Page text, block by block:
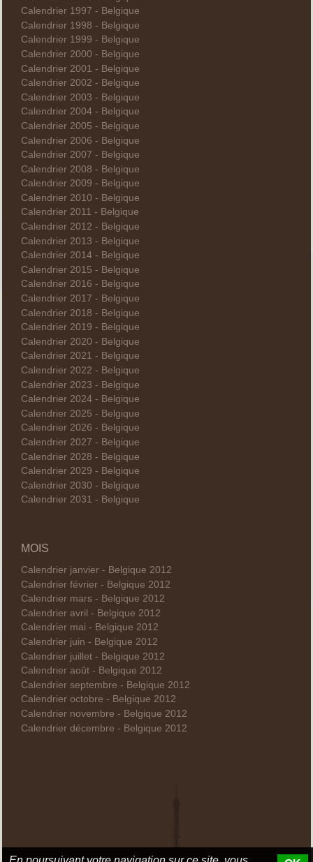
Calendrier 1997 - Belgique
Calendrier 1998 - Belgique
Calendrier 1999 - Belgique
Calendrier 2000 - Belgique
Calendrier 2001 - Belgique
Calendrier 2002 - Belgique
Calendrier 2003 - Belgique
Calendrier 2004 - Belgique
Calendrier 2005 - Belgique
Calendrier 2006 - Belgique
Calendrier 2007 - Belgique
Calendrier 2008 - Belgique
Calendrier 2009 - Belgique
Calendrier 2010 - Belgique
Calendrier 2011 - Belgique
Calendrier 2012 - Belgique
Calendrier 2013 - Belgique
Calendrier 2014 - Belgique
Calendrier 2015 - Belgique
Calendrier 2016 - Belgique
Calendrier 2017 - Belgique
Calendrier 2018 - Belgique
Calendrier 2019 - Belgique
Calendrier 2020 - Belgique
Calendrier 2021 - Belgique
Calendrier 2022 - Belgique
Calendrier 2023 - Belgique
Calendrier 2024 - Belgique
Calendrier 2025 - Belgique
Calendrier 2026 - Belgique
Calendrier 2027 - Belgique
Calendrier 2028 - Belgique
Calendrier 2029 - Belgique
Calendrier 2030 - Belgique
Calendrier 2031 - Belgique
MOIS
Calendrier janvier - Belgique 2012
Calendrier février - Belgique 2012
Calendrier mars - Belgique 2012
Calendrier avril - Belgique 2012
Calendrier mai - Belgique 2012
Calendrier juin - Belgique 2012
Calendrier juillet - Belgique 2012
Calendrier août - Belgique 2012
Calendrier septembre - Belgique 2012
Calendrier octobre - Belgique 2012
Calendrier novembre - Belgique 2012
Calendrier décembre - Belgique 2012